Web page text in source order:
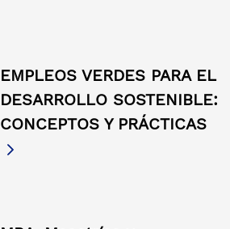
EMPLEOS VERDES PARA EL
DESARROLLO SOSTENIBLE:
CONCEPTOS Y PRÁCTICAS